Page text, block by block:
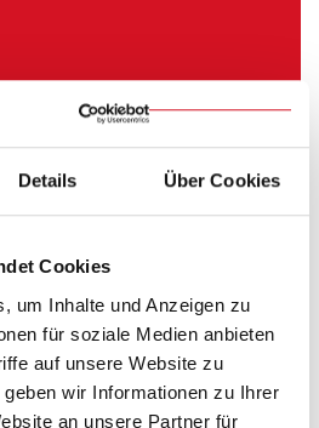
Details Über Cookies
Cookies
um Inhalte und Anzeigen zu
für soziale Medien anbieten
auf unsere Website zu
wir Informationen zu Ihrer
an unsere Partner für
Exerzitien / Auszeit
Straßen von
von Loyola geht es darum,
suchen wir Gott bevorzugt auf der
den Straßen von Regensburg.